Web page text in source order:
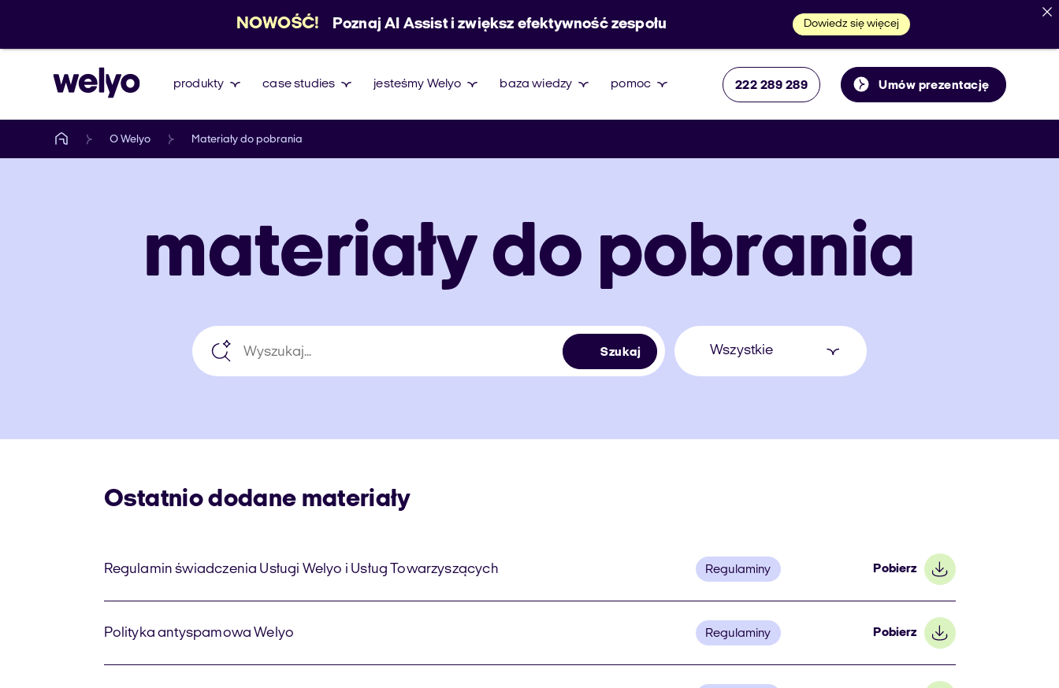
produkty case studies jesteśmy Welyo baza wiedzy pomoc 222 289 289 Umów prezentację
O Welyo Materiały do pobrania
materiały do pobrania
Szukaj Wszystkie
Ostatnio dodane materiały
Regulamin świadczenia Usługi Welyo i Usług Towarzyszących Regulaminy Pobierz
Polityka antyspamowa Welyo Regulaminy Pobierz
NOWOŚĆ! Poznaj AI Assist i zwiększ efektywność zespołu Dowiedz się więcej